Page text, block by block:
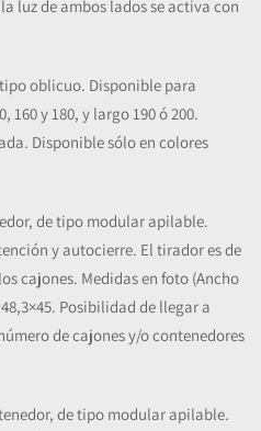
luz de ambos lados se activa con
oblicuo. Disponible para
160 y 180, y largo 190 ó 200.
Disponible sólo en colores
de tipo modular apilable.
y autocierre. El tirador es de
cajones. Medidas en foto (Ancho
Posibilidad de llegar a
de cajones y/o contenedores
de tipo modular apilable.